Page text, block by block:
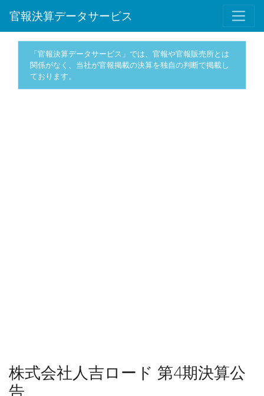
官報決算データサービス
「官報決算データサービス」では、官報や官報販売所とは
関係がなく、当社が官報掲載の決算を独自の判断で掲載し
ております。
株式会社人吉ロード 第4期決算公
告